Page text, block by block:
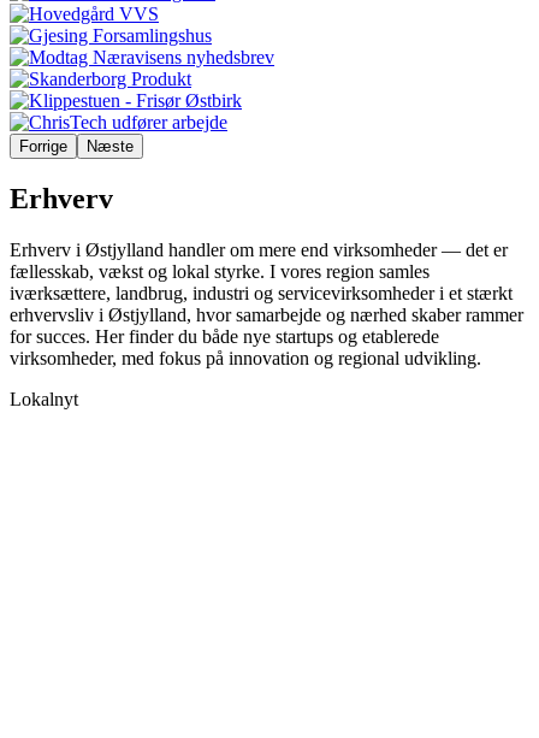
Forrige Næste
Erhverv
Erhverv i Østjylland handler om mere end virksomheder — det er
fællesskab, vækst og lokal styrke. I vores region samles
iværksættere, landbrug, industri og servicevirksomheder i et stærkt
erhvervsliv i Østjylland, hvor samarbejde og nærhed skaber rammer
for succes. Her finder du både nye startups og etablerede
virksomheder, med fokus på innovation og regional udvikling.
Lokalnyt